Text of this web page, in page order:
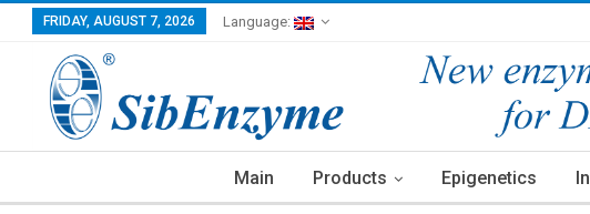
FRIDAY, AUGUST 7, 2026 Language:
Main Products Epigenetics